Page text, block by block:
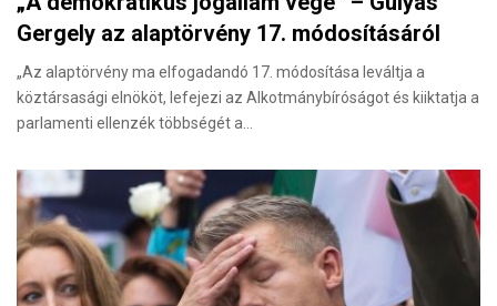
Gergely az alaptörvény 17. módosításáról
„Az alaptörvény ma elfogadandó 17. módosítása leváltja a
köztársasági elnököt, lefejezi az Alkotmánybíróságot és kiiktatja a
parlamenti ellenzék többségét a…